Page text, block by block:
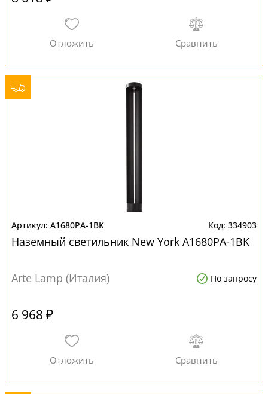
A1680PA-1BK 334903
Наземный светильник New York A1680PA-1BK
Arte Lamp (Италия) По запросу
6 968 ₽